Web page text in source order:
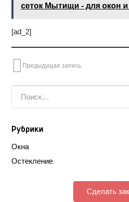
сеток Мытищи - для окон
[ad_2]
Предыдущая запись
Найти:
Рубрики
Окна
Остекление
Сделать